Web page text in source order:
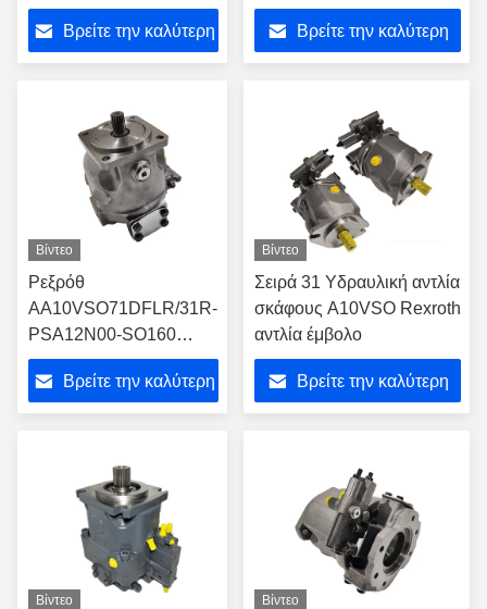
αντλία ODM για
εξορυκτήρα
Βρείτε την καλύτερη Βρείτε την καλύτερη
Βίντεο
Ρεξρόθ
AA10VSO71DFLR/31R-
PSA12N00-SO160
Γεραυλική αντλία
Βρείτε την καλύτερη
Βίντεο
Σειρά 31 Υδραυλική αντλία
σκάφους A10VSO Rexroth
αντλία έμβολο
Βρείτε την καλύτερη
Βίντεο Βίντεο